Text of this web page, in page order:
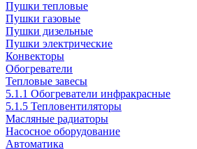
Пушки тепловые
Пушки газовые
Пушки дизельные
Пушки электрические
Конвекторы
Обогреватели
Тепловые завесы
5.1.1 Обогреватели инфракрасные
5.1.5 Тепловентиляторы
Масляные радиаторы
Насосное оборудование
Автоматика